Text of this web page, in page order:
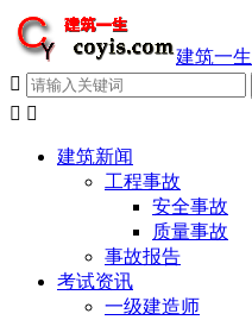
建筑一生

 
建筑新闻
工程事故
安全事故
质量事故
事故报告
考试资讯
一级建造师